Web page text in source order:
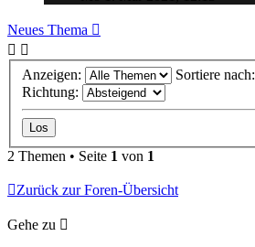
Neues Thema
Anzeigen:
Sortiere nach:
Richtung:
2 Themen • Seite 1 von 1
Zurück zur Foren-Übersicht
Gehe zu